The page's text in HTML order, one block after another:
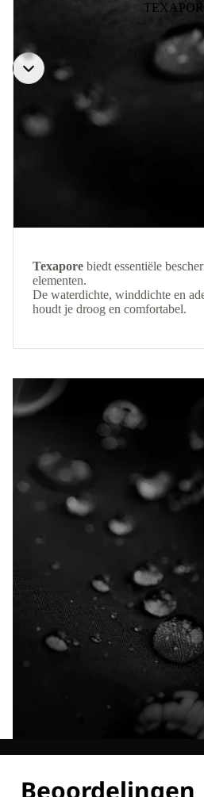
Texapore biedt essentiële
elementen.
De waterdichte, winddichte en
houdt je droog en comfortabel.